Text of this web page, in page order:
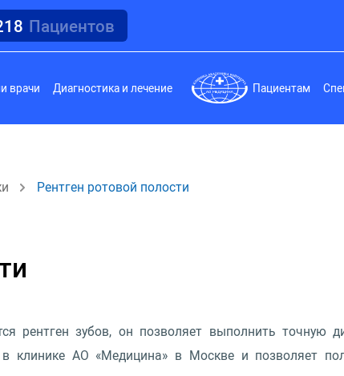
Пациентов
врачи Диагностика и лечение Пациентам
Рентген ротовой полости
рентген зубов, он позволяет выполнить точную
в клинике АО «Медицина» в Москве и позволяет